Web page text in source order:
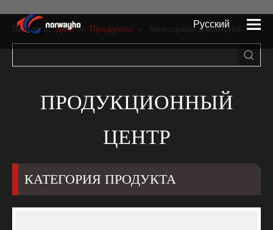
Pусский
Вы здесь: Дом » Продукты » Аксессуары для кнутов
ПРОДУКЦИОННЫЙ
ЦЕНТР
КАТЕГОРИЯ ПРОДУКТА